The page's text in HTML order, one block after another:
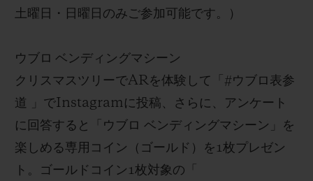
土曜日・日曜日のみご参加可能です。）
ウブロ ベンディングマシーン
クリスマスツリーでARを体験して「 #ウブロ表参
道
」でInstagramに投稿、さらに、 アンケート
に回答する と「 ウブロ ベンディングマシーン 」を
楽しめる専用 コイン（ゴールド）を 1枚プレゼン
ト。ゴールドコイン 1枚対象の